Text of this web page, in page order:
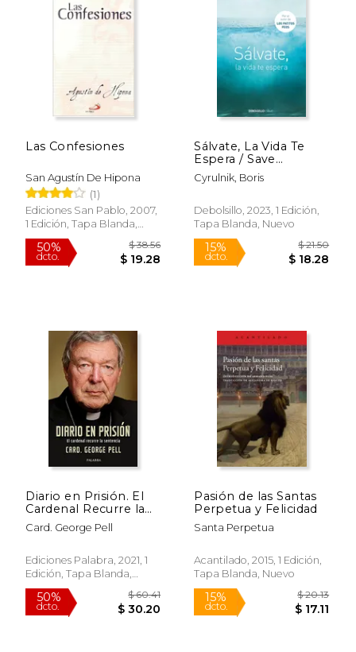
50%
dcto. $ 35.47
50%
dcto.
Las Confesiones
San Agustín De Hipona
(1)
Ediciones San Pablo, 2007,
1 Edición, Tapa Blanda,
Nuevo
50%
dcto. $ 19.28
Sálvate, La Vida Te
Espera / Save
Yourself, Life Awaits
You
Cyrulnik, Boris
Debolsillo, 2023, 1 Edición,
Tapa Blanda, Nuevo
15%
dcto. $
Diario en Prisión. El
Cardenal Recurre la
Sentencia (Mundo y
Cristianismo)
Card. George Pell
Ediciones Palabra, 2021, 1
Edición, Tapa Blanda,
Nuevo
Pasión de las Santas
Perpetua y Felicidad
Santa Perpetua
Acantilado, 2015, 1 Edición,
Tapa Blanda, Nuevo